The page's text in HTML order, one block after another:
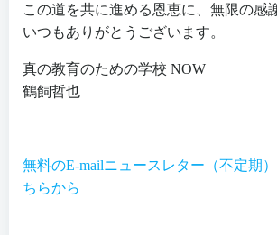
この道を共に進める恩恵に、無限の感
いつもありがとうございます。
真の教育のための学校 NOW
鶴飼哲也
無料のE-mailニュースレター（不定期
ちらから